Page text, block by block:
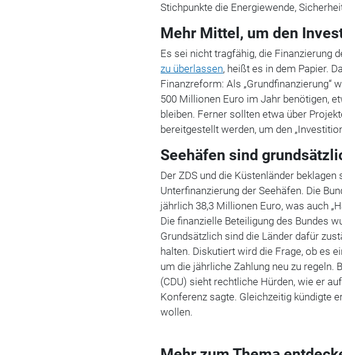
Stichpunkte die Energiewende,
Mehr Mittel, um den
Es sei nicht tragfähig, die Finanzierung
zu überlassen, heißt es in dem Papier.
Finanzreform: Als „Grundfinanzierung“
500 Millionen Euro im Jahr benötigen,
bleiben. Ferner sollten etwa über
bereitgestellt werden, um den
Seehäfen sind
Der ZDS und die Küstenländer
Unterfinanzierung der Seehäfen. Die
jährlich 38,3 Millionen Euro, was auch
Die finanzielle Beteiligung des Bundes
Grundsätzlich sind die Länder dafür
halten. Diskutiert wird die Frage, ob es
um die jährliche Zahlung neu zu regeln.
(CDU) sieht rechtliche Hürden, wie er
Konferenz sagte. Gleichzeitig kündigte
wollen.